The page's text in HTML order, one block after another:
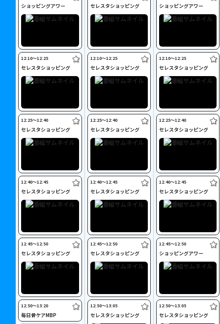
ショッピングアワー
12:10〜12:25
セレスタショッピング
12:25〜12:40
セレスタショッピング
12:40〜12:45
セレスタショッピング
12:45〜12:50
セレスタショッピング
12:50〜13:20
毎日骨ケアMBP
セレスタショッピング
12:10〜12:25
セレスタショッピング
12:25〜12:40
セレスタショッピング
12:40〜12:45
セレスタショッピング
12:45〜12:50
セレスタショッピング
12:50〜13:05
セレスタショッピング
ショッピングアワー
12:10〜12:25
セレスタショッピング
12:25〜12:40
セレスタショッピング
12:40〜12:45
セレスタショッピング
12:45〜12:50
ショッピングアワー
12:50〜13:05
セレスタショッピング